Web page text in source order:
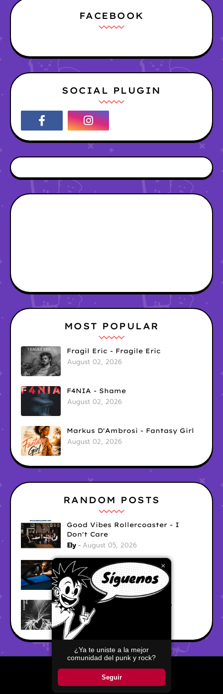
FACEBOOK
SOCIAL PLUGIN
×
¿Ya te uniste a la mejor
comunidad del punk y rock?
Seguir
MOST POPULAR
Fragil Eric - Fragile Eric
August 02, 2026
F4NIA - Shame
August 02, 2026
Markus D'Ambrosi - Fantasy Girl
August 02, 2026
RANDOM POSTS
Good Vibes Rollercoaster - I
Don't Care
Ely August 05, 2026
Hyperwulf - FaceTime
Ely August 04, 2026
BARRACÜDA - Mar Adentro
Ely August 04, 2026
Copyright ©2026Pop Punkers